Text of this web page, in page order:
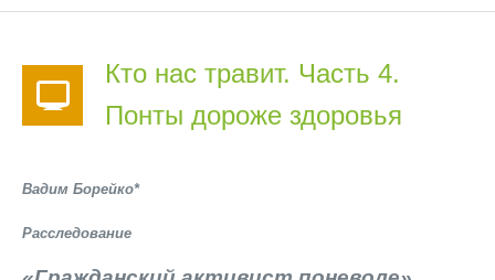
Кто нас травит. Часть 4.
Понты дороже здоровья
Вадим Борейко*
Расследование